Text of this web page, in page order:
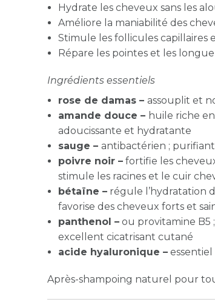
Hydrate les cheveux sans les
Améliore la maniabilité des
Stimule les follicules capillaires
Répare les pointes et les
Ingrédients essentiels
rose de damas – assouplit et
amande douce – huile riche
adoucissante et hydratante
sauge – antibactérien ;
poivre noir –fortifie les
stimule les racines et le cuir
bétaïne –régule l’hydratation
favorise des cheveux forts et
panthenol –ou provitamine B5 ;
excellent cicatrisant cutané
acide hyaluronique –essentiel
Après-shampoing naturel pour